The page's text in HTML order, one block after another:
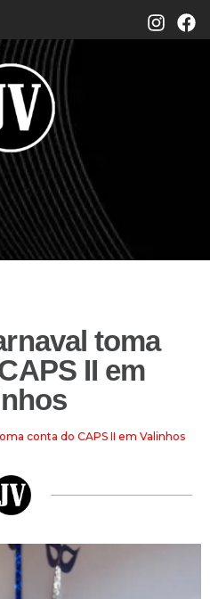
toma
II em
conta do CAPS II em Valinhos